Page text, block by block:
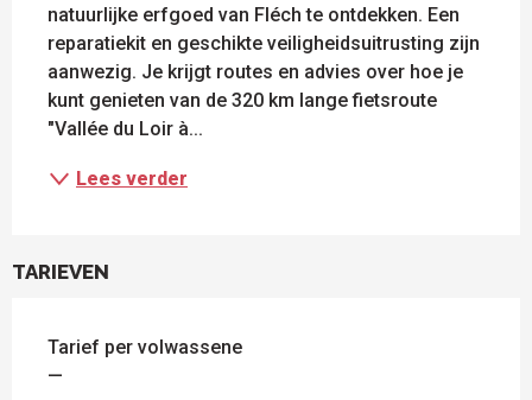
natuurlijke erfgoed van Fléch te ontdekken. Een
reparatiekit en geschikte veiligheidsuitrusting zijn
aanwezig. Je krijgt routes en advies over hoe je
kunt genieten van de 320 km lange fietsroute
"Vallée du Loir à...
Lees verder
TARIEVEN
Tarief per volwassene
—